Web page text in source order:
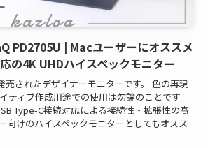
PD2705U | Macユーザーにオススメ
の4K UHDハイスペックモニター
売されたデザイナーモニターです。 色の再現
ティブ作成用途での使用は勿論のことです
Type-C接続対応による接続性・拡張性の高
向けのハイスペックモニターとしてもオスス